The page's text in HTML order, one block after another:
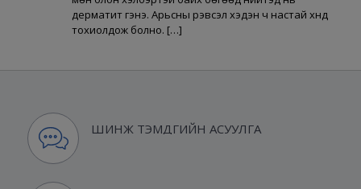
дерматит гэнэ. Арьсны үрэвсэл хэдэн ч настай хүнд
тохиолдож болно. […]
ШИНЖ ТЭМДГИЙН АСУУЛГА